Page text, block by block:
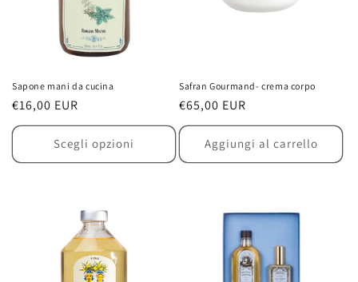
Sapone mani da cucina
Prezzo
di
€16,00 EUR
Scegli opzioni
Safran Gourmand- crema corpo
Prezzo
di
listino
€65,00 EUR
Aggiungi al carrello